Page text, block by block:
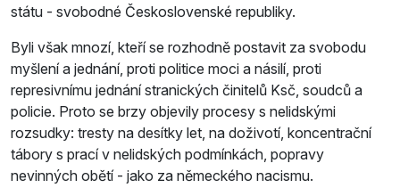
státu - svobodné Československé republiky.
Byli však mnozí, kteří se rozhodně postavit za svobodu
myšlení a jednání, proti politice moci a násilí, proti
represivnímu jednání stranických činitelů Ksč, soudců a
policie. Proto se brzy objevily procesy s nelidskými
rozsudky: tresty na desítky let, na doživotí, koncentrační
tábory s prací v nelidských podmínkách, popravy
nevinných obětí - jako za německého nacismu.